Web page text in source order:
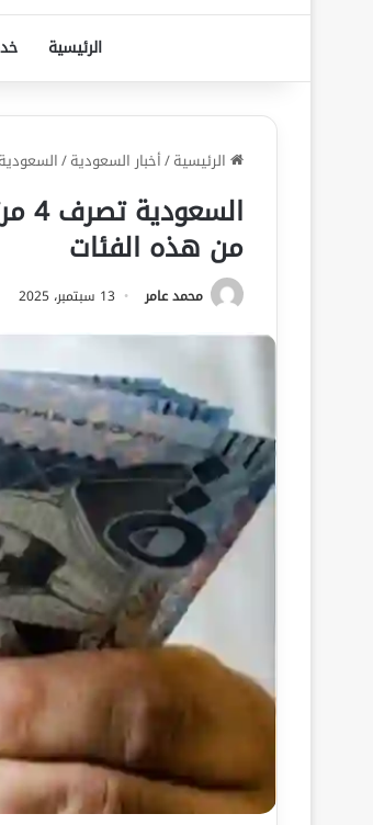
الرئيسية
الرئيسية/أخبار السعودية/السعودية تصرف 4 مرتبات دفعة واحدة
من هذه الفئات
محمد عامر 13 سبتمبر، 2025